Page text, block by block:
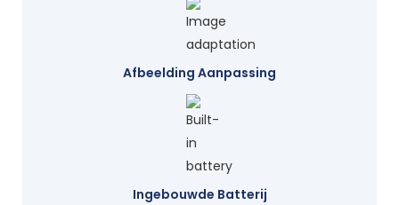
Afbeelding Aanpassing
Ingebouwde Batterij